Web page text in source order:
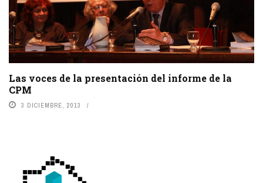
Las voces de la presentación del informe de la
CPM
3 DICIEMBRE, 2013